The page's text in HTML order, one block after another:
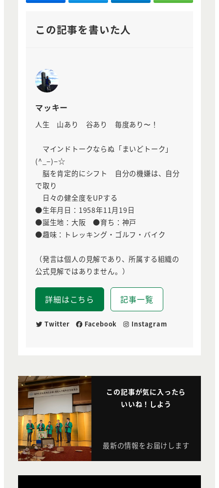
この記事を書いた人
マッキー
人生 山あり 谷あり 毎度あり〜！
マインドトークならぬ「まいどトーク」
(^_−)−☆
脳を肯定的にシフト 自分の機嫌は、自分
で取り
日々の健全度をUPする
●生年月日：1958年11月19日
●誕生地：大阪 ●育ち：神戸
●趣味：トレッキング・ゴルフ・バイク
（発言は個人の見解であり、所属する組織の
公式見解ではありません。）
詳細はこちら 記事一覧
Twitter Facebook Instagram
この記事が気に入ったら
いいね！しよう
最新の情報をお届けします